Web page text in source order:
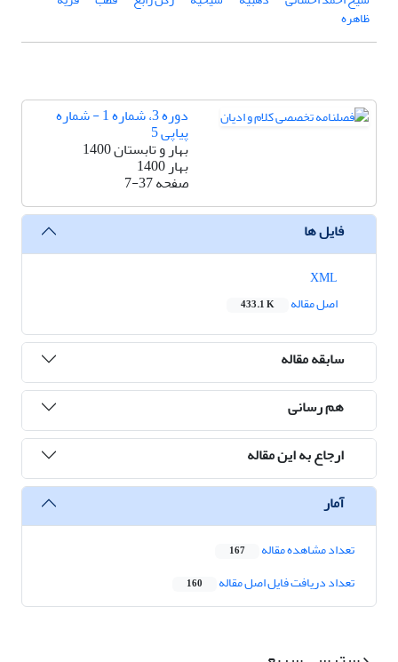
ظاهره
دوره 3، شماره 1 - شماره
پیاپی 5
بهار و تابستان 1400
بهار 1400
صفحه7-37
فایل ها
اصل مقاله
433.1 K
سابقه مقاله
هم رسانی
ارجاع به این مقاله
آمار
تعداد مشاهده مقاله 167
تعداد دریافت فایل اصل مقاله 160